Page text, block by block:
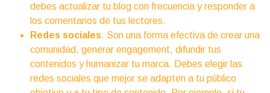
debes actualizar tu blog con frecuencia y responder a
los comentarios de tus lectores.
Redes sociales: Son una forma efectiva de crear una
comunidad, generar engagement, difundir tus
contenidos y humanizar tu marca. Debes elegir las
redes sociales que mejor se adapten a tu público